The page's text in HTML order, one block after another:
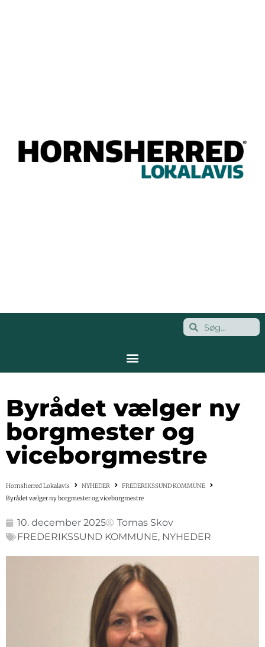
Byrådet vælger ny
borgmester og
viceborgmestre
Hornsherred Lokalavis NYHEDER
FREDERIKSSUND KOMMUNE
Byrådet vælger ny borgmester og viceborgmestre
10. december 2025
Tomas Skov
FREDERIKSSUND KOMMUNE, NYHEDER